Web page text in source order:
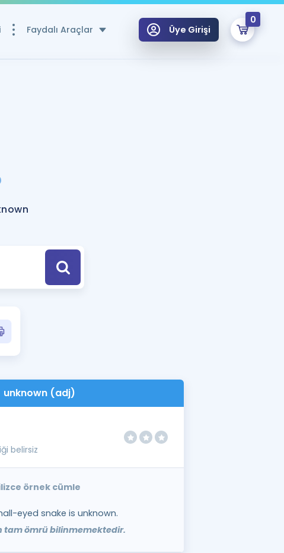
Faydalı Araçlar
Puan Hesaplama Aracı
Hazırlananlar için Öneriler
Tek Takvimde
Sınavlarla İlgili Haberler
Üye Girişi
0
Remzi Hoca ile seni sınava hazırlayacak onlarca eğitim seni bekliyor!
unknown (adj)
belirsiz
örnek cümle
eyed snake is unknown.
tam ömrü bilinmemektedir.